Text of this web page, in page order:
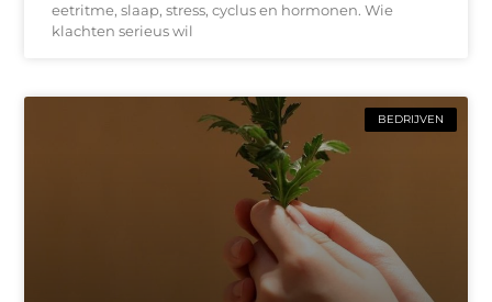
eetritme, slaap, stress, cyclus en hormonen. Wie
klachten serieus wil
BEDRIJVEN